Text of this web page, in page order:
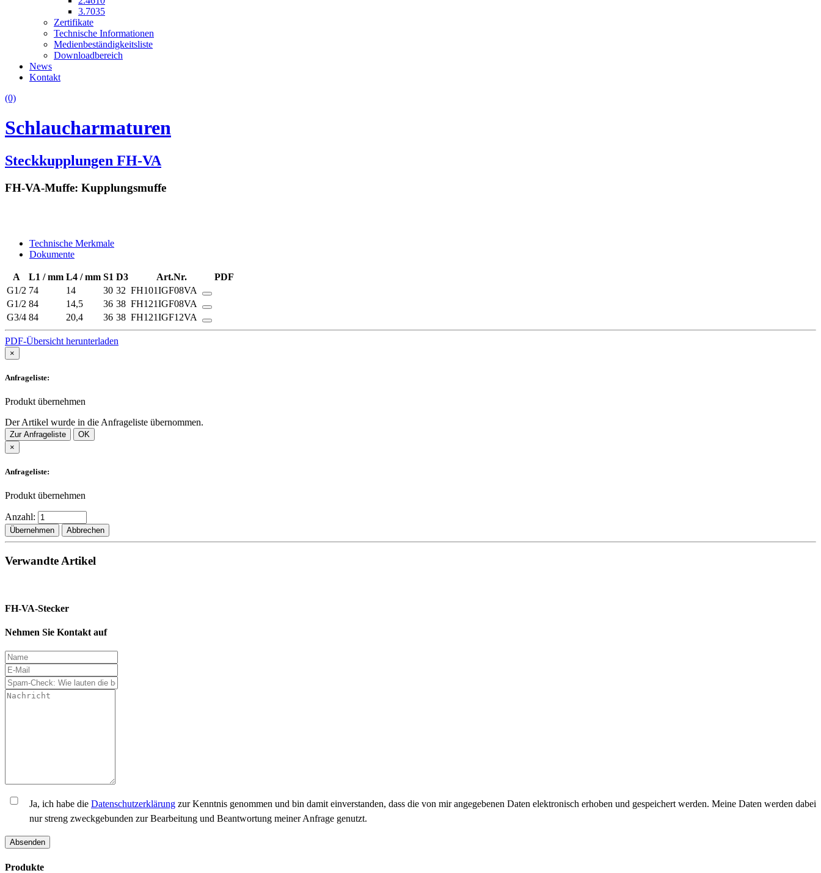
3.7035
Zertifikate
Technische Informationen
Medienbeständigkeitsliste
Downloadbereich
News
Kontakt
(0)
Schlaucharmaturen
Steckkupplungen FH-VA
FH-VA-Muffe: Kupplungsmuffe
Technische Merkmale
Dokumente
A L1 / mm L4 / mm S1 D3 Art.Nr.
PDF
G1/2 74 14 30 32 FH101IGF08VA
G1/2 84 14,5 36 38 FH121IGF08VA
G3/4 84 20,4 36 38 FH121IGF12VA
PDF-Übersicht herunterladen
×
Anfrageliste:
Produkt übernehmen
Der Artikel wurde in die Anfrageliste übernommen.
Zur Anfrageliste
OK
×
Anfrageliste:
Produkt übernehmen
Anzahl:
Übernehmen Abbrechen
Verwandte Artikel
FH-VA-Stecker
Nehmen Sie Kontakt auf
Ja, ich habe die Datenschutzerklärung zur Kenntnis genommen und bin damit einverstanden, dass die von mir angegebenen Daten elektronisch erhoben und gespeichert werden. Meine Daten werden dabei
nur streng zweckgebunden zur Bearbeitung und Beantwortung meiner Anfrage genutzt.
Absenden
Produkte